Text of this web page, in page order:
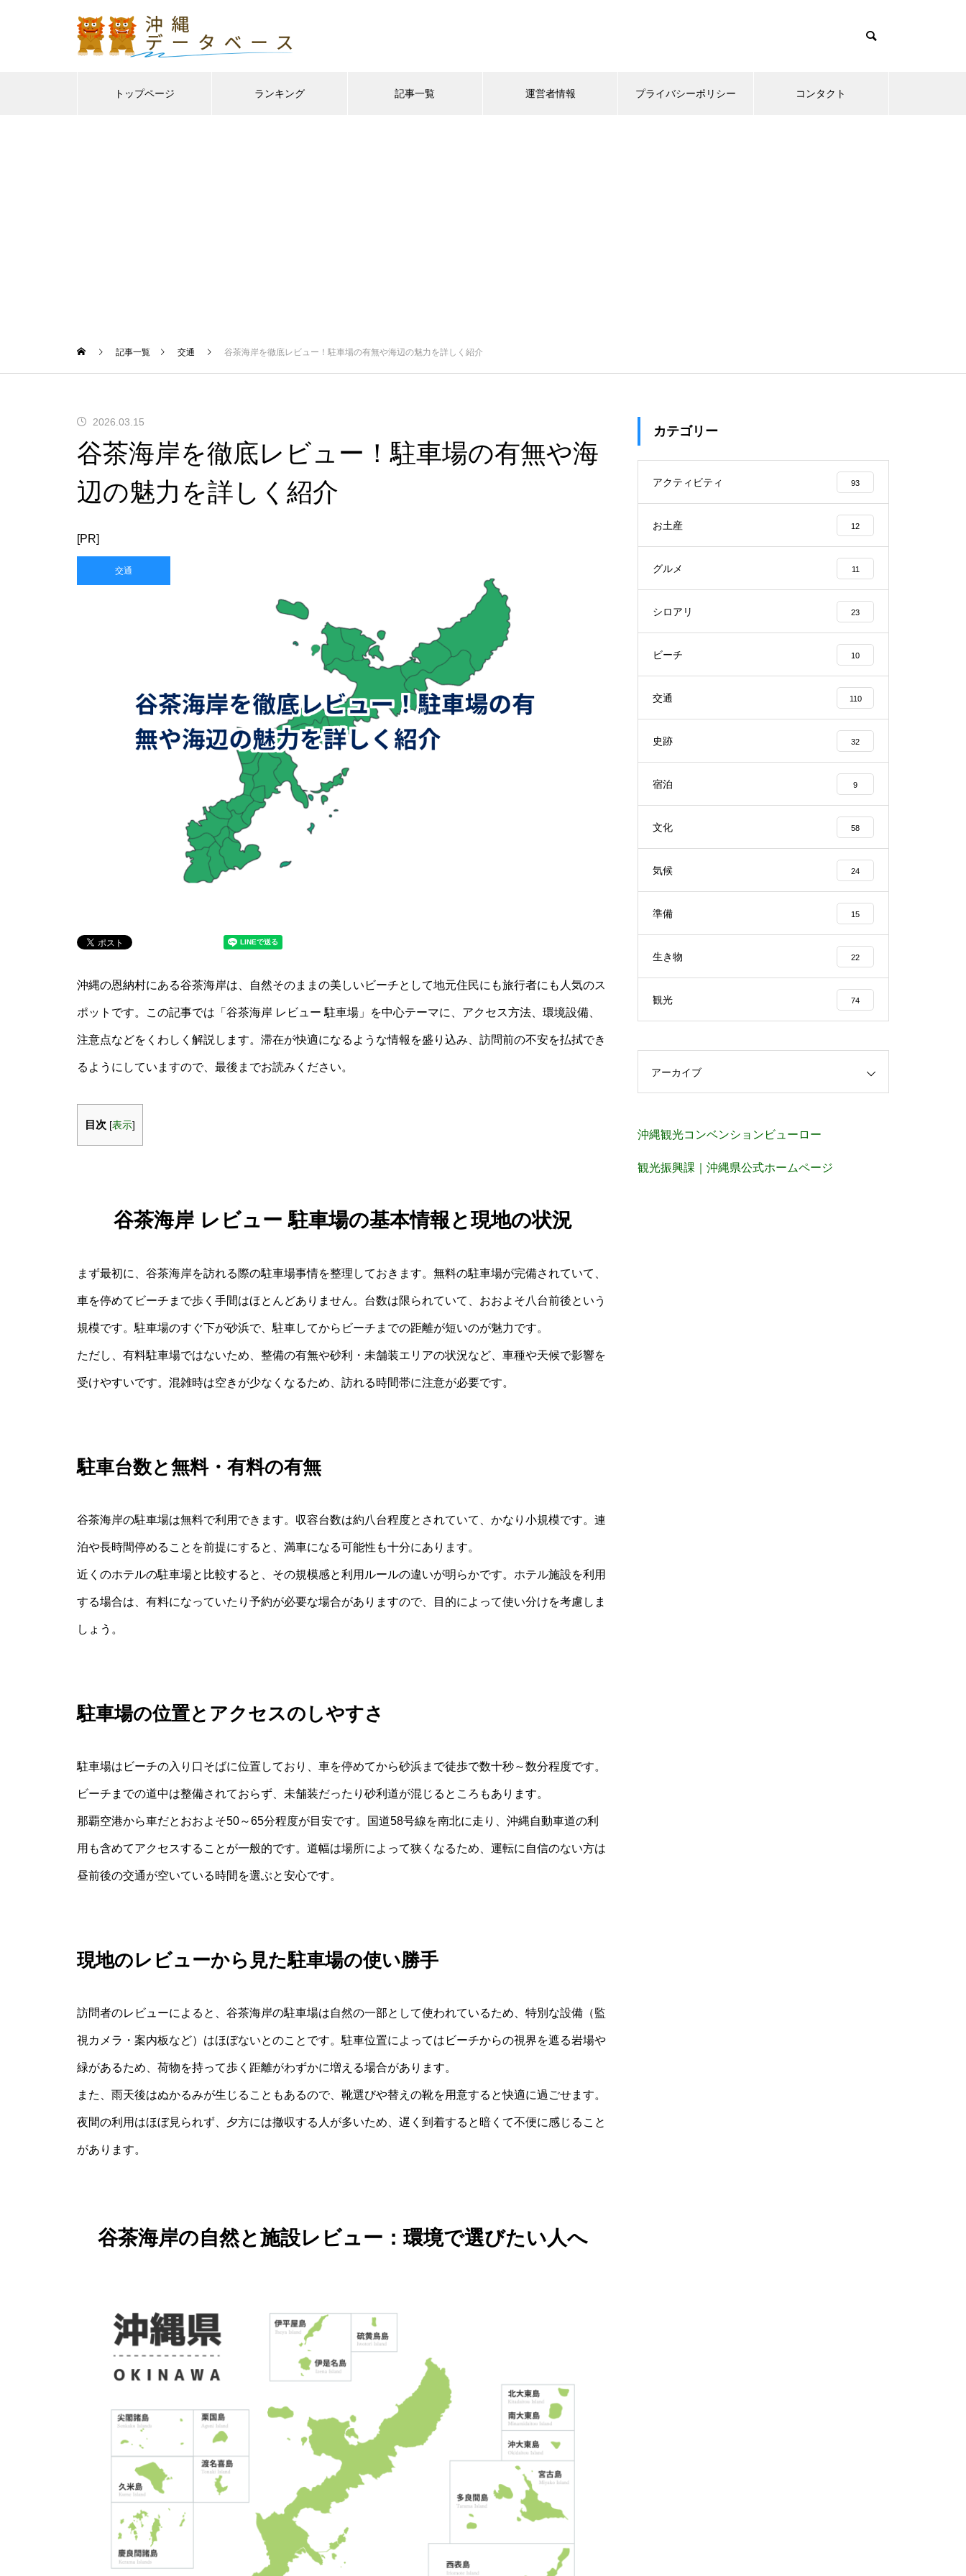
トップページ ランキング 記事一覧 運営者情報 プライバシーポリシー コンタクト
記事一覧 交通 谷茶海岸を徹底レビュー！駐車場の有無や海辺の魅力を詳しく紹介
2026.03.15
谷茶海岸を徹底レビュー！駐車場の有無や海
辺の魅力を詳しく紹介
[PR]
交通
沖縄の恩納村にある谷茶海岸は、自然そのままの美しいビーチとして地元住民にも旅行者にも人気のス
ポットです。この記事では「谷茶海岸 レビュー 駐車場」を中心テーマに、アクセス方法、環境設備、
注意点などをくわしく解説します。滞在が快適になるような情報を盛り込み、訪問前の不安を払拭でき
るようにしていますので、最後までお読みください。
目次 [表示]
谷茶海岸 レビュー 駐車場の基本情報と現地の状況
まず最初に、谷茶海岸を訪れる際の駐車場事情を整理しておきます。無料の駐車場が完備されていて、
車を停めてビーチまで歩く手間はほとんどありません。台数は限られていて、おおよそ八台前後という
規模です。駐車場のすぐ下が砂浜で、駐車してからビーチまでの距離が短いのが魅力です。
ただし、有料駐車場ではないため、整備の有無や砂利・未舗装エリアの状況など、車種や天候で影響を
受けやすいです。混雑時は空きが少なくなるため、訪れる時間帯に注意が必要です。
駐車台数と無料・有料の有無
谷茶海岸の駐車場は無料で利用できます。収容台数は約八台程度とされていて、かなり小規模です。連
泊や長時間停めることを前提にすると、満車になる可能性も十分にあります。
近くのホテルの駐車場と比較すると、その規模感と利用ルールの違いが明らかです。ホテル施設を利用
する場合は、有料になっていたり予約が必要な場合がありますので、目的によって使い分けを考慮しま
しょう。
駐車場の位置とアクセスのしやすさ
駐車場はビーチの入り口そばに位置しており、車を停めてから砂浜まで徒歩で数十秒～数分程度です。
ビーチまでの道中は整備されておらず、未舗装だったり砂利道が混じるところもあります。
那覇空港から車だとおおよそ50～65分程度が目安です。国道58号線を南北に走り、沖縄自動車道の利
用も含めてアクセスすることが一般的です。道幅は場所によって狭くなるため、運転に自信のない方は
昼前後の交通が空いている時間を選ぶと安心です。
現地のレビューから見た駐車場の使い勝手
訪問者のレビューによると、谷茶海岸の駐車場は自然の一部として使われているため、特別な設備（監
視カメラ・案内板など）はほぼないとのことです。駐車位置によってはビーチからの視界を遮る岩場や
緑があるため、荷物を持って歩く距離がわずかに増える場合があります。
また、雨天後はぬかるみが生じることもあるので、靴選びや替えの靴を用意すると快適に過ごせます。
夜間の利用はほぼ見られず、夕方には撤収する人が多いため、遅く到着すると暗くて不便に感じること
があります。
谷茶海岸の自然と施設レビュー：環境で選びたい人へ
カテゴリー
アクティビティ 93
お土産 12
グルメ 11
シロアリ 23
ビーチ 10
交通 110
史跡 32
宿泊 9
文化 58
気候 24
準備 15
生き物 22
観光 74
アーカイブ
沖縄観光コンベンションビューロー
観光振興課｜沖縄県公式ホームページ